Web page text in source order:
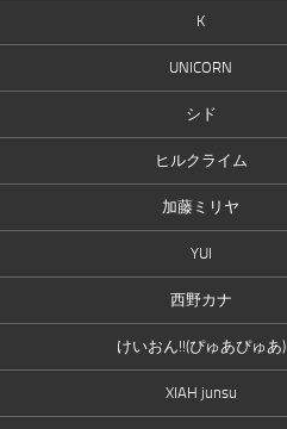
K
UNICORN
シド
ヒルクライム
加藤ミリヤ
YUI
西野カナ
けいおん!!(ぴゅあぴゅあ)
XIAH junsu